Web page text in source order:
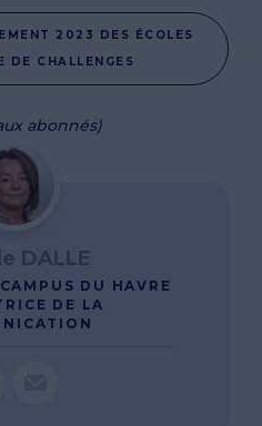
2023 DES ÉCOLES
DE CHALLENGES
abonnés)
DALLE
DU HAVRE
DE LA